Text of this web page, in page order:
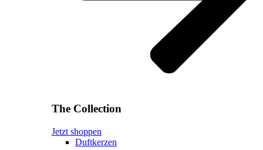
The Collection
Jetzt shoppen
Duftkerzen